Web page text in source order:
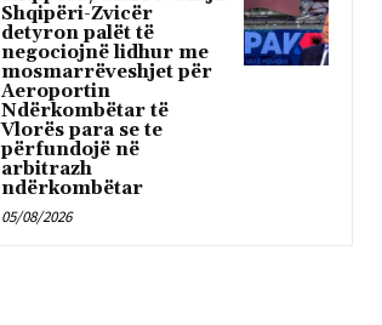
Shqipëri-Zvicër
detyron palët të
negociojnë lidhur me
mosmarrëveshjet për
Aeroportin
Ndërkombëtar të
Vlorës para se te
përfundojë në
arbitrazh
ndërkombëtar
05/08/2026